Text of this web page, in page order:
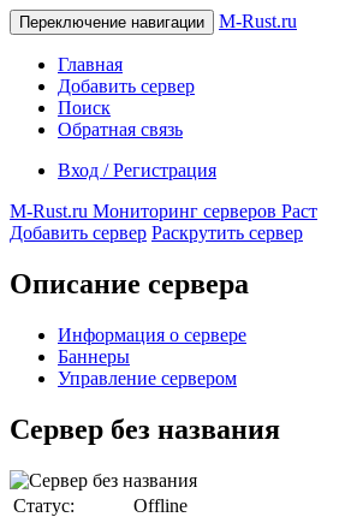
Переключение навигации M-Rust.ru
Главная
Добавить сервер
Поиск
Обратная связь
Вход / Регистрация
M-Rust.ru Мониторинг серверов Раст
Добавить сервер Раскрутить сервер
Описание сервера
Информация о сервере
Баннеры
Управление сервером
Сервер без названия
Статус:
Offline